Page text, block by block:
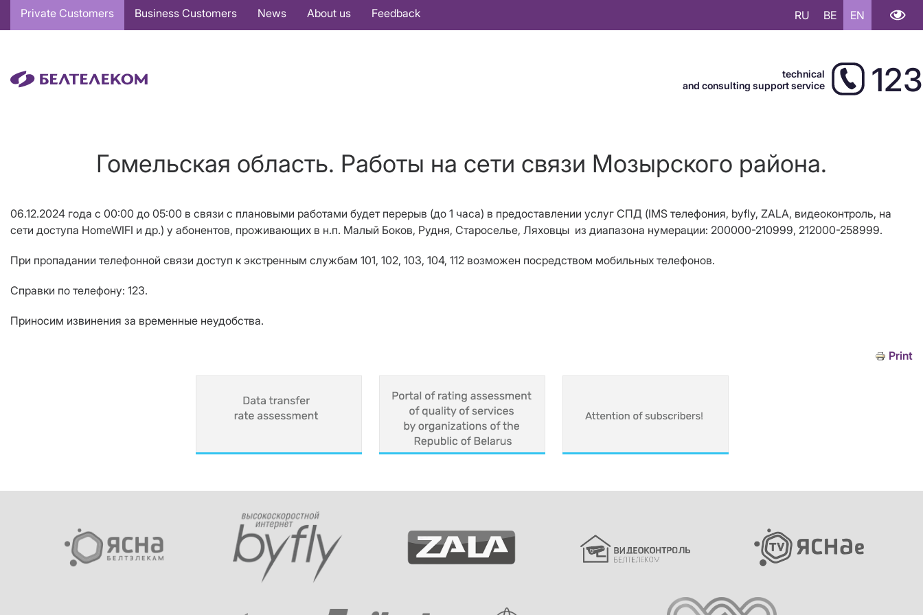
Основная
навигация
Private Customers Business Customers News About us Feedback RU BE EN
technical
and consulting support service
123
Гомельская область. Работы на сети связи Мозырского района.
06.12.2024 года с 00:00 до 05:00 в связи с плановыми работами будет перерыв (до 1 часа) в предоставлении услуг СПД (IMS телефония, byfly, ZALA, видеоконтроль, на
сети доступа HomeWIFI и др.) у абонентов, проживающих в н.п. Малый Боков, Рудня, Староселье, Ляховцы из диапазона нумерации: 200000-210999, 212000-258999.
При пропадании телефонной связи доступ к экстренным службам 101, 102, 103, 104, 112 возможен посредством мобильных телефонов.
Справки по телефону: 123.
Приносим извинения за временные неудобства.
Print